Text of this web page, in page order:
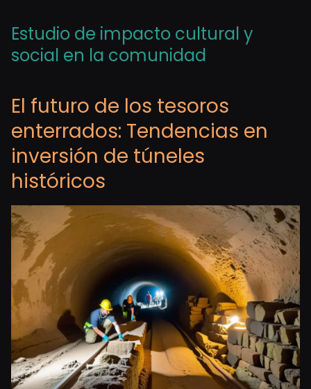
Estudio de impacto cultural y
social en la comunidad
El futuro de los tesoros
enterrados: Tendencias en
inversión de túneles
históricos